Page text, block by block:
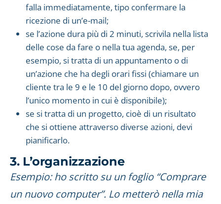
falla immediatamente, tipo confermare la
ricezione di un’e-mail;
se l’azione dura più di 2 minuti, scrivila nella lista
delle cose da fare o nella tua agenda, se, per
esempio, si tratta di un appuntamento o di
un’azione che ha degli orari fissi (chiamare un
cliente tra le 9 e le 10 del giorno dopo, ovvero
l’unico momento in cui è disponibile);
se si tratta di un progetto, cioè di un risultato
che si ottiene attraverso diverse azioni, devi
pianificarlo.
3. L’organizzazione
Esempio: ho scritto su un foglio “Comprare
un nuovo computer”. Lo metterò nella mia